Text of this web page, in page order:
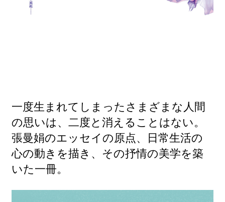
一度生まれてしまったさまざまな人間
の思いは、二度と消えることはない。
張曼娟のエッセイの原点、日常生活の
心の動きを描き、その抒情の美学を築
いた一冊。